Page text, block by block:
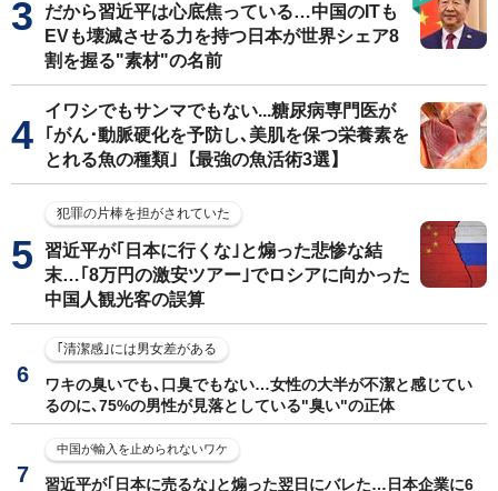
だから習近平は心底焦っている…中国のITも
EVも壊滅させる力を持つ日本が世界シェア8
割を握る"素材"の名前
イワシでもサンマでもない...糖尿病専門医が
｢がん･動脈硬化を予防し､美肌を保つ栄養素を
とれる魚の種類｣【最強の魚活術3選】
犯罪の片棒を担がされていた
習近平が｢日本に行くな｣と煽った悲惨な結
末…｢8万円の激安ツアー｣でロシアに向かった
中国人観光客の誤算
｢清潔感｣には男女差がある
ワキの臭いでも､口臭でもない…女性の大半が不潔と感じてい
るのに､75%の男性が見落としている"臭い"の正体
中国が輸入を止められないワケ
習近平が｢日本に売るな｣と煽った翌日にバレた…日本企業に6